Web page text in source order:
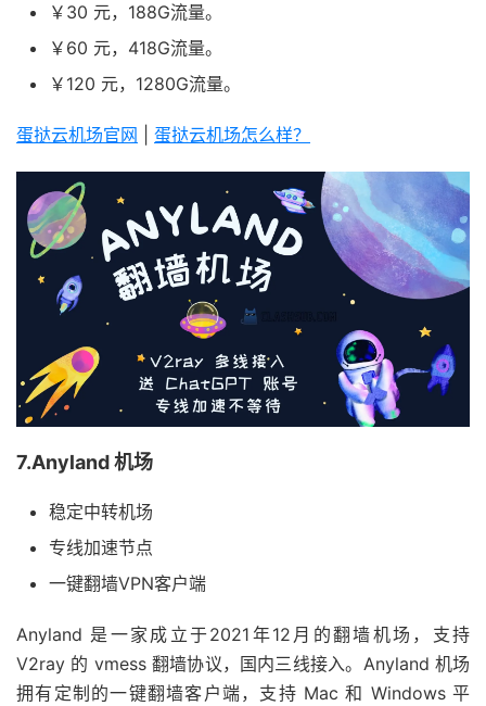
￥30 元，188G流量。
￥60 元，418G流量。
￥120 元，1280G流量。
蛋挞云机场官网 蛋挞云机场怎么样？
7.Anyland 机场
稳定中转机场
专线加速节点
一键翻墙VPN客户端
Anyland 是一家成立于2021年12月的翻墙机场，支持
V2ray 的 vmess 翻墙协议，国内三线接入。Anyland 机场
拥有定制的一键翻墙客户端，支持 Mac 和 Windows 平